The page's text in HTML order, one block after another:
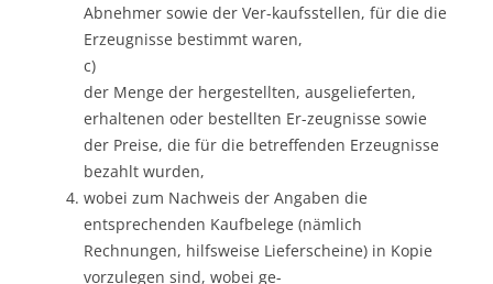
Abnehmer sowie der Ver-kaufsstellen, für die die
Erzeugnisse bestimmt waren,
c)
der Menge der hergestellten, ausgelieferten,
erhaltenen oder bestellten Er-zeugnisse sowie
der Preise, die für die betreffenden Erzeugnisse
bezahlt wurden,
wobei zum Nachweis der Angaben die
entsprechenden Kaufbelege (nämlich
Rechnungen, hilfsweise Lieferscheine) in Kopie
vorzulegen sind, wobei ge-